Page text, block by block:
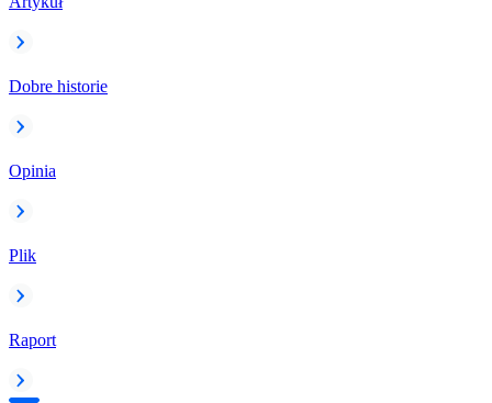
Dobre historie
Opinia
Plik
Raport